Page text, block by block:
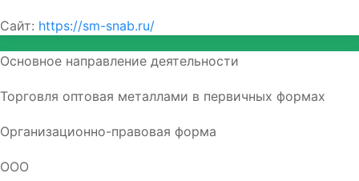
Сайт: https://sm-snab.ru/
Основное направление деятельности
Торговля оптовая металлами в первичных формах
Организационно-правовая форма
ООО